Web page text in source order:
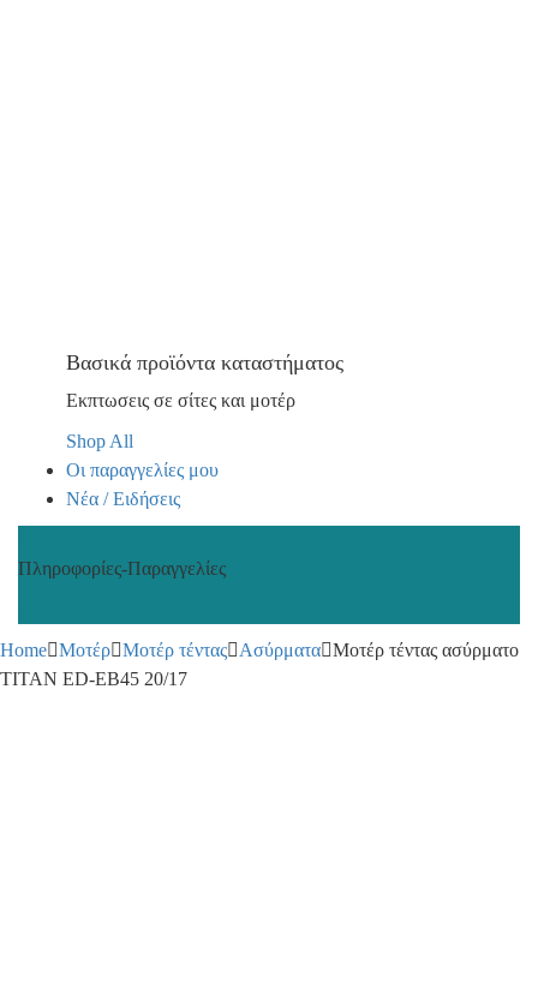
Βασικά προϊόντα καταστήματος
Εκπτωσεις σε σίτες και μοτέρ
Shop All
Οι παραγγελίες μου
Νέα / Ειδήσεις
Πληροφορίες-Παραγγελίες
Home Μοτέρ Μοτέρ τέντας Ασύρματα Μοτέρ τέντας ασύρματο
TITAN ED-ΕΒ45 20/17